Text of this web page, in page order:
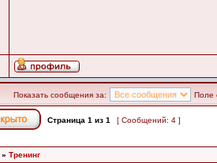
Показать сообщения за: Поле
Страница 1 из 1 [ Сообщений: 4 ]
» Тренинг